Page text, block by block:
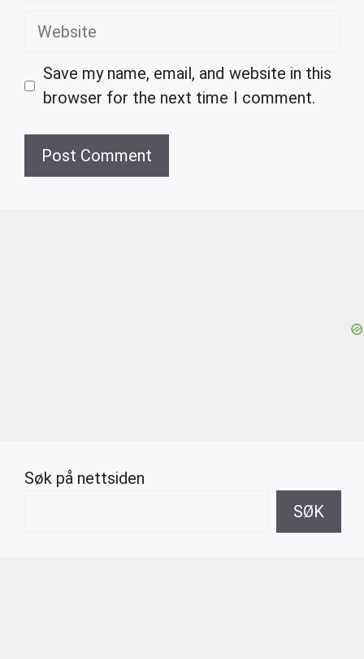
Website
Save my name, email, and website in this
browser for the next time I comment.
Søk på nettsiden
SØK